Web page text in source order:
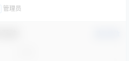
管理员